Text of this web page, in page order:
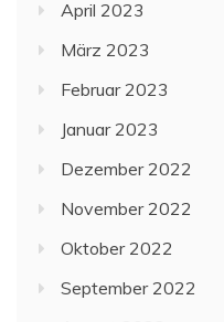
April 2023
März 2023
Februar 2023
Januar 2023
Dezember 2022
November 2022
Oktober 2022
September 2022